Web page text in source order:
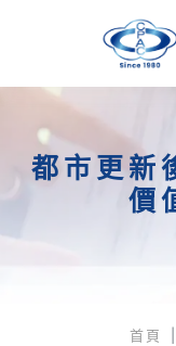
都市更新
價
首頁